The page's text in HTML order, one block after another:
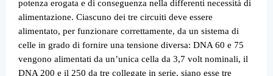
potenza erogata e di conseguenza nella differenti necessità di
alimentazione. Ciascuno dei tre circuiti deve essere
alimentato, per funzionare correttamente, da un sistema di
celle in grado di fornire una tensione diversa: DNA 60 e 75
vengono alimentati da un’unica cella da 3,7 volt nominali, il
DNA 200 e il 250 da tre collegate in serie, siano esse tre